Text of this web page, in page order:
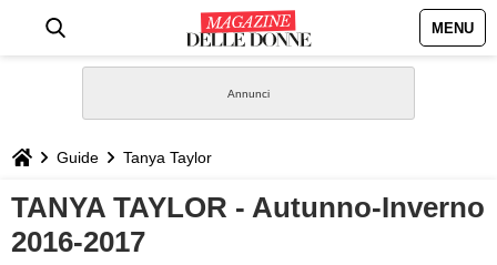
MENU
STILE
BIOGRAFIE
Guide Tanya Taylor
TANYA TAYLOR - Autunno-Inverno
2016-2017